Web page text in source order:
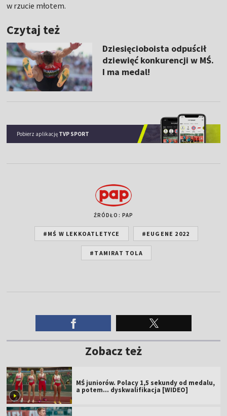
w rzucie młotem.
Czytaj też
Dziesięcioboista odpuścił
dziewięć konkurencji w MŚ.
I ma medal!
Pobierz aplikację TVP SPORT
ŹRÓDŁO: PAP
#MŚ W LEKKOATLETYCE #EUGENE 2022
#TAMIRAT TOLA
Zobacz też
MŚ juniorów. Polacy 1,5 sekundy od medalu,
a potem... dyskwalifikacja [WIDEO]